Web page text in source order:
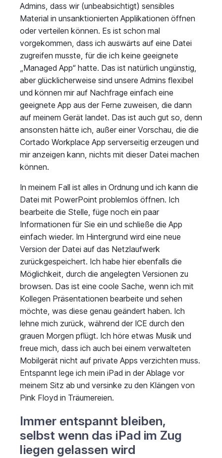
Admins, dass wir (unbeabsichtigt) sensibles
Material in unsanktionierten Applikationen öffnen
oder verteilen können. Es ist schon mal
vorgekommen, dass ich auswärts auf eine Datei
zugreifen musste, für die ich keine geeignete
„Managed App“ hatte. Das ist natürlich ungünstig,
aber glücklicherweise sind unsere Admins flexibel
und können mir auf Nachfrage einfach eine
geeignete App aus der Ferne zuweisen, die dann
auf meinem Gerät landet. Das ist auch gut so, denn
ansonsten hätte ich, außer einer Vorschau, die die
Cortado Workplace App serverseitig erzeugen und
mir anzeigen kann, nichts mit dieser Datei machen
können.
In meinem Fall ist alles in Ordnung und ich kann die
Datei mit PowerPoint problemlos öffnen. Ich
bearbeite die Stelle, füge noch ein paar
Informationen für Sie ein und schließe die App
einfach wieder. Im Hintergrund wird eine neue
Version der Datei auf das Netzlaufwerk
zurückgespeichert. Ich habe hier ebenfalls die
Möglichkeit, durch die angelegten Versionen zu
browsen. Das ist eine coole Sache, wenn ich mit
Kollegen Präsentationen bearbeite und sehen
möchte, was diese genau geändert haben. Ich
lehne mich zurück, während der ICE durch den
grauen Morgen pflügt. Ich höre etwas Musik und
freue mich, dass ich auch bei einem verwalteten
Mobilgerät nicht auf private Apps verzichten muss.
Entspannt lege ich mein iPad in der Ablage vor
meinem Sitz ab und versinke zu den Klängen von
Pink Floyd in Träumereien.
Immer entspannt bleiben,
selbst wenn das iPad im Zug
liegen gelassen wird